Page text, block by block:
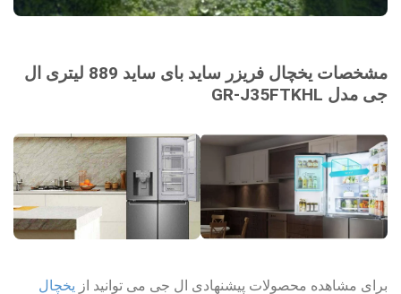
مشخصات یخچال فریزر ساید بای ساید 889 لیتری ال
جی مدل GR-J35FTKHL
برای مشاهده محصولات پیشنهادی ال جی می توانید از یخچال